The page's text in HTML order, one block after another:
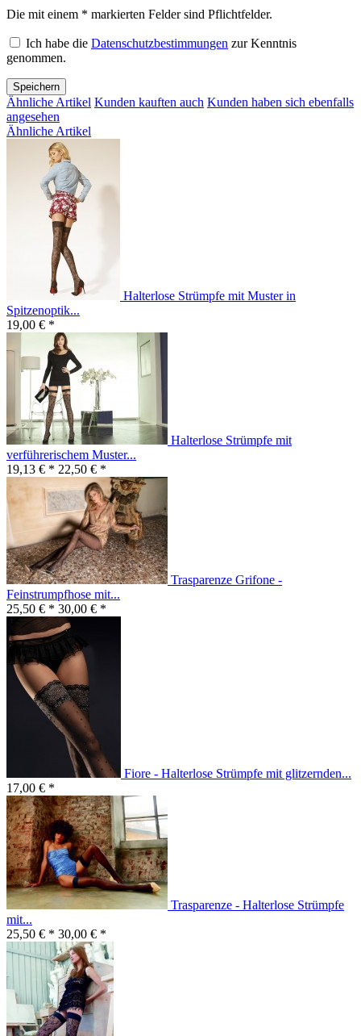
Die mit einem * markierten Felder sind Pflichtfelder.
Ich habe die Datenschutzbestimmungen zur Kenntnis
genommen.
Speichern
Ähnliche Artikel Kunden kauften auch Kunden haben sich ebenfalls
angesehen
Ähnliche Artikel
Halterlose Strümpfe mit Muster in
Spitzenoptik...
19,00 € *
Halterlose Strümpfe mit
verführerischem Muster...
19,13 € * 22,50 € *
Trasparenze Grifone -
Feinstrumpfhose mit...
25,50 € * 30,00 € *
Fiore - Halterlose Strümpfe mit glitzernden...
17,00 € *
Trasparenze - Halterlose Strümpfe
mit...
25,50 € * 30,00 € *